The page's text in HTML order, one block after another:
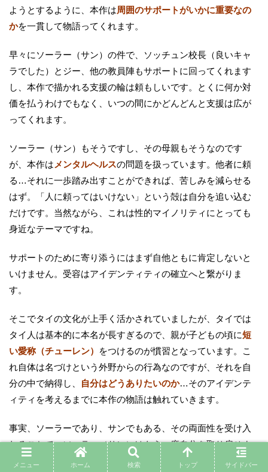
ようとするように、本作は周囲のサポートがいかに重要なの
かを一貫して物語ってくれます。
早々にソーラー（サン）の件で、ソッチュン校長（良いキャ
ラでした）とジー、他の教員陣もサポートに回ってくれます
し、本作で描かれる支援の輪は頼もしいです。とくに何か対
価を払うわけでもなく、いつの間にかどんどんと支援は広が
ってくれます。
ソーラー（サン）もそうですし、その母親もそうなのです
が、本作は メンタルヘルスの問題を扱っています。他者に頼
る…それに一歩踏み出すことができれば、苦しみを減らせる
はず。「人に頼ってはいけない」という殻は自分を追い込む
だけです。当然ながら、これは性的マイノリティにとっても
身近なテーマですね。
サポートのために寄り添うにはまず自他ともに肯定しないと
いけません。受容はアイデンティティの確立へと繋がりま
す。
そこでタイの文化が上手く活かされていましたが、タイでは
タイ人は基本的に本名が長すぎるので、親が子どもの頃に短
い愛称（チューレン）
をつけるのが慣習となっています。こ
れ自体は名づけという外野からの行為なのですが、それを自
分の中で納得し、
自分はどうありたいのか…そのアイデンテ
ィティを考えるまでに本作の物語は触れていきます。
事実、ソーラーであり、サンでもある、その両面性を受け入
れることで、ソーラー（サン）はもう一度自分を取り戻せま
した。
メニュー ホーム 検索 トップ サイドバー